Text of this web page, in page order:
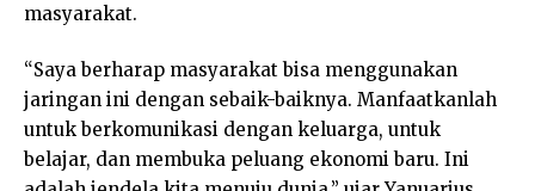
masyarakat.
“Saya berharap masyarakat bisa menggunakan
jaringan ini dengan sebaik-baiknya. Manfaatkanlah
untuk berkomunikasi dengan keluarga, untuk
belajar, dan membuka peluang ekonomi baru. Ini